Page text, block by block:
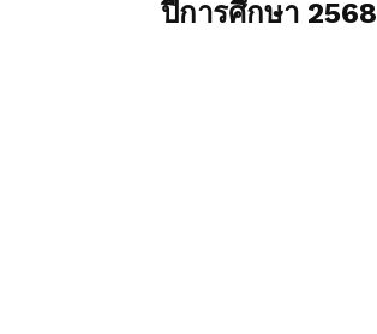
ปีการศึกษา 2568